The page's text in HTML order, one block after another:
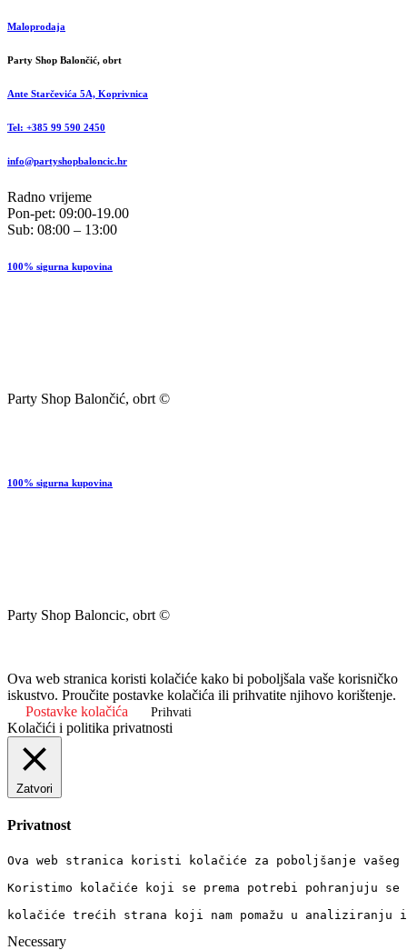
Maloprodaja
Party Shop Balončić, obrt
Ante Starčevića 5A, Koprivnica
Tel: +385 99 590 2450
info@partyshopbaloncic.hr
Radno vrijeme
Pon-pet: 09:00-19.00
Sub: 08:00 – 13:00
100% sigurna kupovina
Party Shop Balončić, obrt ©
100% sigurna kupovina
Party Shop Baloncic, obrt ©
Ova web stranica koristi kolačiće kako bi poboljšala vaše korisničko
iskustvo. Proučite postavke kolačića ili prihvatite njihovo korištenje.
Postavke kolačića
Prihvati
Kolačići i politika privatnosti
Zatvori
Privatnost
Ova web stranica koristi kolačiće za poboljšanje
Koristimo kolačiće koji se prema potrebi pohranjuju
kolačiće trećih strana koji nam pomažu u
Necessary